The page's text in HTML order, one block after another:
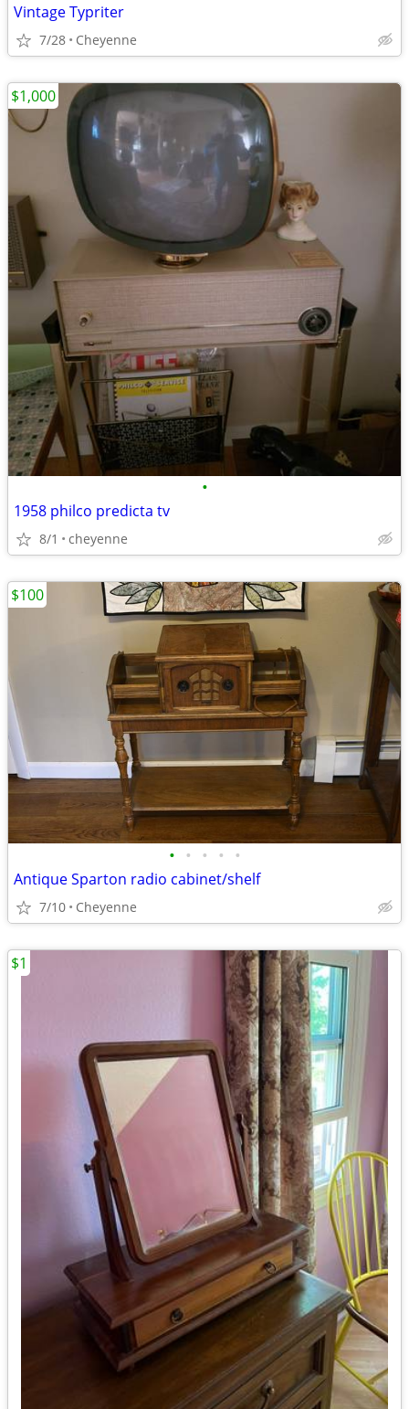
Vintage Typriter
7/28 Cheyenne
•
1958 philco predicta tv
8/1 cheyenne
$1,000
• • • • •
Antique Sparton radio cabinet/shelf
7/10 Cheyenne
$100
$1